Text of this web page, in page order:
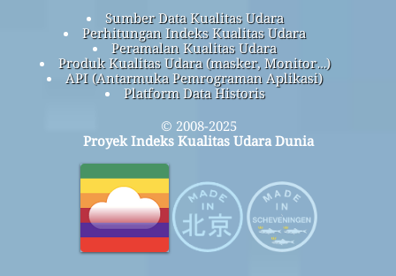
Sumber Data Kualitas Udara
Perhitungan Indeks Kualitas Udara
Peramalan Kualitas Udara
Produk Kualitas Udara (masker, Monitor…)
API (Antarmuka Pemrograman Aplikasi)
Platform Data Historis
© 2008-2025
Proyek Indeks Kualitas Udara Dunia